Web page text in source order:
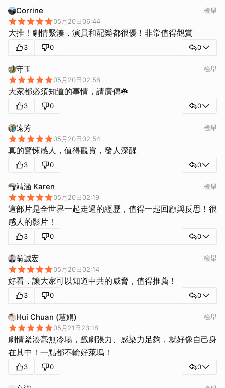
Corrine
05月20日06:44
檢舉
大推！劇情緊湊，演員和配樂都很優！非常值得觀賞
3 0 0
守玉
05月20日02:58
檢舉
大家都必須知道的事情，請廣傳☘️
3 0 0
遠芳
05月20日02:54
檢舉
真的驚悚感人，值得觀賞，發人深醒
3 0 0
靖涵 Karen
05月20日02:19
檢舉
這部片是全世界一起走過的經歷，值得一起回顧與反思！很
感人的影片！
3 0 0
翁誠宏
05月20日02:14
檢舉
好看，讓大家可以知道中共的威脅，值得推薦！
3 0 0
Hui Chuan (慧娟)
05月21日23:18
檢舉
劇情緊湊毫無冷場，戲劇張力、感染力足夠，就好像自己身
在其中！一點都不輸好萊塢！
3 0 0